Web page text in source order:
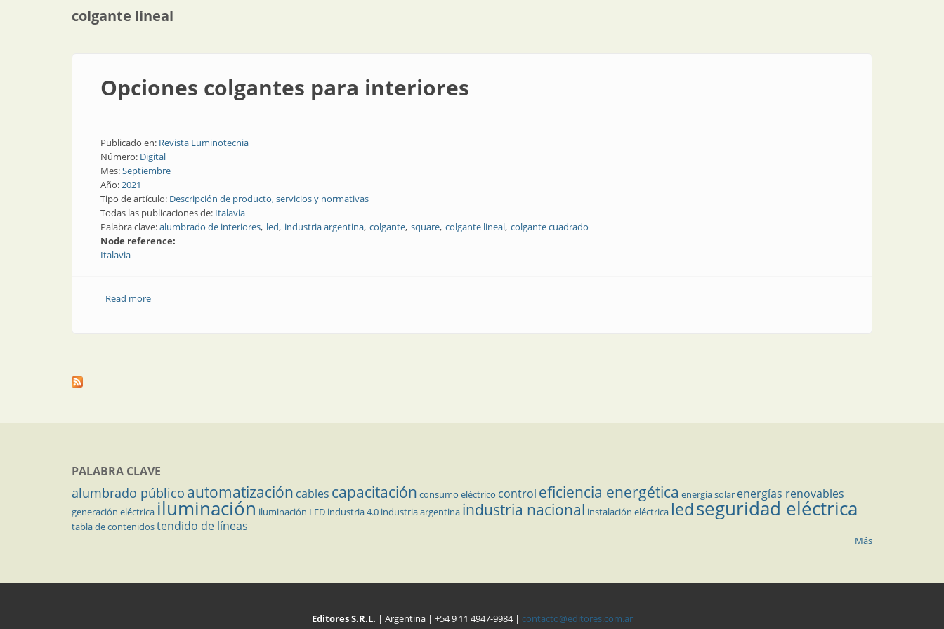
colgante lineal
Opciones colgantes para interiores
Publicado en: Revista Luminotecnia
Número: Digital
Mes:Septiembre
Año:2021
Tipo de artículo: Descripción de producto, servicios y normativas
Todas las publicaciones de: Italavia
Palabra clave:alumbrado de interiores led industria argentina colgante square colgante lineal colgante cuadrado
Node reference:
Italavia
Read moreabout Opciones colgantes para interiores
PALABRA CLAVE
alumbrado público automatización cables capacitación consumo eléctrico control eficiencia energética energía solar energías renovables
generación eléctrica iluminación iluminación LED industria 4.0 industria argentina industria nacional instalación eléctrica ledseguridad eléctrica
tabla de contenidostendido de líneas
Más
Editores S.R.L. | Argentina | +54 9 11 4947-9984 | contacto@editores.com.ar